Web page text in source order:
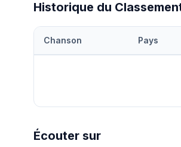
Historique du
Chanson Pays
Écouter sur